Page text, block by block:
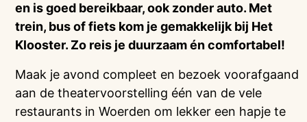
en is goed bereikbaar, ook zonder auto. Met
trein, bus of fiets kom je gemakkelijk bij Het
Klooster. Zo reis je duurzaam én comfortabel!
Maak je avond compleet en bezoek voorafgaand
aan de theatervoorstelling één van de vele
restaurants in Woerden om lekker een hapje te